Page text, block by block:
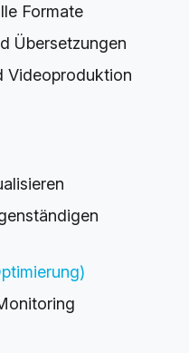
Formate
Übersetzungen
Videoproduktion